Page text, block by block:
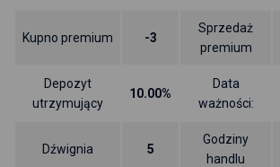
Kupno premium -3
Sprzedaż
premium
Depozyt
utrzymujący
10.00%
Data
ważności:
Dźwignia 5
Godziny
handlu